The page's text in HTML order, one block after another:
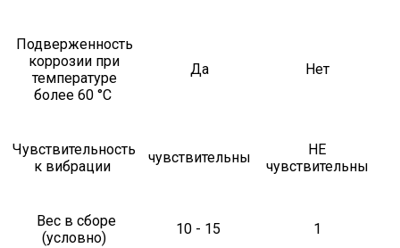
Подверженность
коррозии при
температуре
более 60 °С
Да Нет
Чувствительность
к вибрации
чувствительны
НЕ
чувствительны
Вес в сборе
(условно)
10 - 15 1